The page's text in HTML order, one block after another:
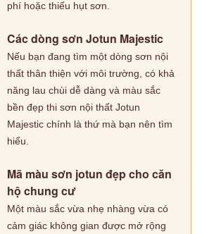
phí hoặc thiếu hụt sơn.
Các dòng sơn Jotun Majestic
Nếu bạn đang tìm một dòng sơn nội
thất thân thiện với môi trường, có khả
năng lau chùi dễ dàng và màu sắc
bền đẹp thi sơn nội thất Jotun
Majestic chính là thứ mà bạn nên tìm
hiểu.
Mã màu sơn jotun đẹp cho căn
hộ chung cư
Một màu sắc vừa nhẹ nhàng vừa có
cảm giác không gian được mở rộng